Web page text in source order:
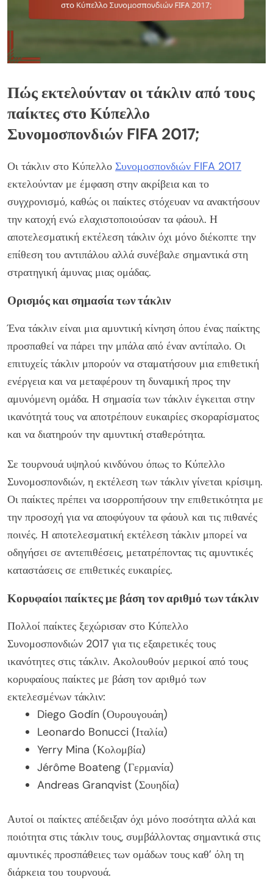
Πώς εκτελούνταν οι τάκλιν από τους
παίκτες στο Κύπελλο
Συνομοσπονδιών FIFA 2017;
Οι τάκλιν στο Κύπελλο Συνομοσπονδιών FIFA 2017
εκτελούνταν με έμφαση στην ακρίβεια και το
συγχρονισμό, καθώς οι παίκτες στόχευαν να ανακτήσουν
την κατοχή ενώ ελαχιστοποιούσαν τα φάουλ. Η
αποτελεσματική εκτέλεση τάκλιν όχι μόνο διέκοπτε την
επίθεση του αντιπάλου αλλά συνέβαλε σημαντικά στη
στρατηγική άμυνας μιας ομάδας.
Ορισμός και σημασία των τάκλιν
Ένα τάκλιν είναι μια αμυντική κίνηση όπου ένας παίκτης
προσπαθεί να πάρει την μπάλα από έναν αντίπαλο. Οι
επιτυχείς τάκλιν μπορούν να σταματήσουν μια επιθετική
ενέργεια και να μεταφέρουν τη δυναμική προς την
αμυνόμενη ομάδα. Η σημασία των τάκλιν έγκειται στην
ικανότητά τους να αποτρέπουν ευκαιρίες σκοραρίσματος
και να διατηρούν την αμυντική σταθερότητα.
Σε τουρνουά υψηλού κινδύνου όπως το Κύπελλο
Συνομοσπονδιών, η εκτέλεση των τάκλιν γίνεται κρίσιμη.
Οι παίκτες πρέπει να ισορροπήσουν την επιθετικότητα με
την προσοχή για να αποφύγουν τα φάουλ και τις πιθανές
ποινές. Η αποτελεσματική εκτέλεση τάκλιν μπορεί να
οδηγήσει σε αντεπιθέσεις, μετατρέποντας τις αμυντικές
καταστάσεις σε επιθετικές ευκαιρίες.
Κορυφαίοι παίκτες με βάση τον αριθμό των τάκλιν
Πολλοί παίκτες ξεχώρισαν στο Κύπελλο
Συνομοσπονδιών 2017 για τις εξαιρετικές τους
ικανότητες στις τάκλιν. Ακολουθούν μερικοί από τους
κορυφαίους παίκτες με βάση τον αριθμό των
εκτελεσμένων τάκλιν:
Diego Godín (Ουρουγουάη)
Leonardo Bonucci (Ιταλία)
Yerry Mina (Κολομβία)
Jérôme Boateng (Γερμανία)
Andreas Granqvist (Σουηδία)
Αυτοί οι παίκτες απέδειξαν όχι μόνο ποσότητα αλλά και
ποιότητα στις τάκλιν τους, συμβάλλοντας σημαντικά στις
αμυντικές προσπάθειες των ομάδων τους καθ’ όλη τη
διάρκεια του τουρνουά.